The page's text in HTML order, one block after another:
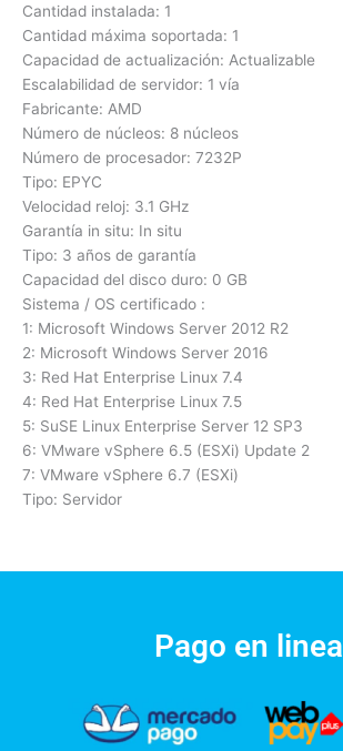
Cantidad instalada: 1
Cantidad máxima soportada: 1
Capacidad de actualización: Actualizable
Escalabilidad de servidor: 1 vía
Fabricante: AMD
Número de núcleos: 8 núcleos
Número de procesador: 7232P
Tipo: EPYC
Velocidad reloj: 3.1 GHz
Garantía in situ: In situ
Tipo: 3 años de garantía
Capacidad del disco duro: 0 GB
Sistema / OS certificado :
1: Microsoft Windows Server 2012 R2
2: Microsoft Windows Server 2016
3: Red Hat Enterprise Linux 7.4
4: Red Hat Enterprise Linux 7.5
5: SuSE Linux Enterprise Server 12 SP3
6: VMware vSphere 6.5 (ESXi) Update 2
7: VMware vSphere 6.7 (ESXi)
Tipo: Servidor
Pago en linea